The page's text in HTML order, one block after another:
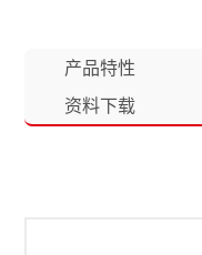
产品特性
资料下载